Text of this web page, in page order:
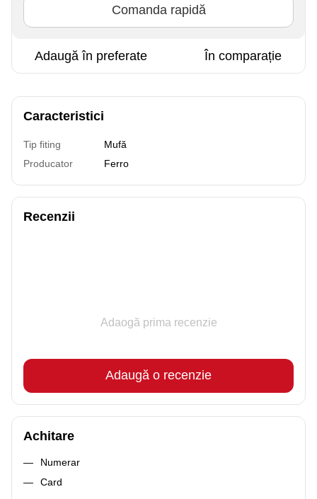
Comanda rapidă
Adaugă în preferate În comparație
Caracteristici
Tip fiting
Mufă
Producator
Ferro
Recenzii
Adaogă prima recenzie
Adaugă o recenzie
Achitare
Numerar
Card